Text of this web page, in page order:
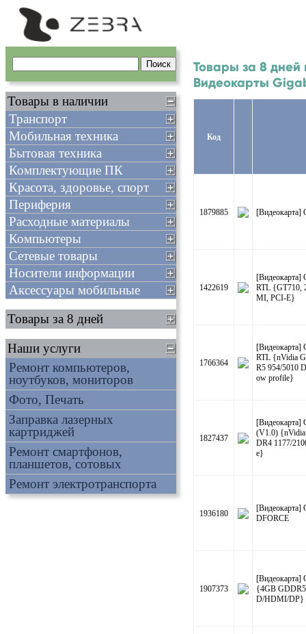
Товары за 8 дней
Видеокарты
Код
1879885 [Видеокарта]
1422619
[Видеокарта]
RTL {GT710,
MI, PCI-E}
1766364
[Видеокарта]
RTL {nVidia
R5 954/5010
ow profile}
1827437
[Видеокарта]
(V1.0) {nVidia
DR4 1177/
e}
1936180
DFORCE
1907373
[Видеокарта]
{4GB
D/HDMI/DP}
Товары в наличии
Транспорт
Мобильная техника
Бытовая техника
Комплектующие ПК
Красота, здоровье, спорт
Периферия
Расходные материалы
Компьютеры
Сетевые товары
Носители информации
Аксессуары мобильные
Товары за 8 дней
Наши услуги
Ремонт компьютеров,
ноутбуков, мониторов
Фото, Печать
Заправка лазерных
картриджей
Ремонт смартфонов,
планшетов, сотовых
Ремонт электротранспорта